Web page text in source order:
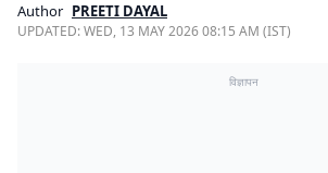
Author PREETI DAYAL
UPDATED:WED, 13 MAY 2026 08:15 AM (IST)
विज्ञापन